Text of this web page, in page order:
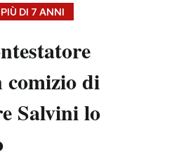
Moda
Consumismi
Storie/Idee
DI 7 ANNI
comizio di
Salvini lo